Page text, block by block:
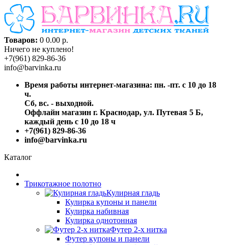
Товаров: 0 0.00 р.
Ничего не куплено!
+7(961) 829-86-36
info@barvinka.ru
Время работы интернет-магазина: пн. -пт. с 10 до 18
ч.
Сб, вс. - выходной.
Оффлайн магазин г. Краснодар, ул. Путевая 5 Б,
каждый день с 10 до 18 ч
+7(961) 829-86-36
info@barvinka.ru
Каталог
Трикотажное полотно
Кулирная гладь
Кулирка купоны и панели
Кулирка набивная
Кулирка однотонная
Футер 2-х нитка
Футер купоны и панели